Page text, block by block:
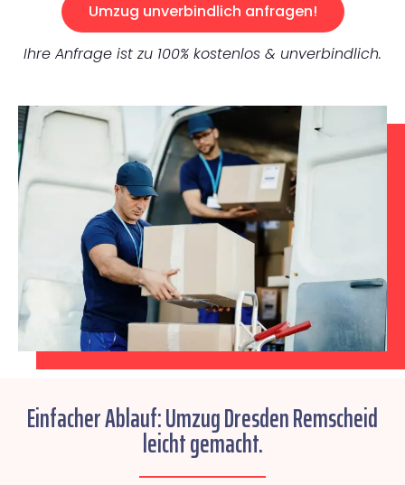
Umzug unverbindlich anfragen!
Ihre Anfrage ist zu 100% kostenlos & unverbindlich.
Einfacher Ablauf: Umzug Dresden Remscheid
leicht gemacht.